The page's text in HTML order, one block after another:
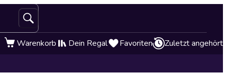
Warenkorb Dein Regal Favoriten Zuletzt angehört